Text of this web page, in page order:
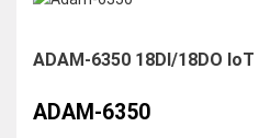
ADAM-6350 18DI/18DO
ADAM-6350